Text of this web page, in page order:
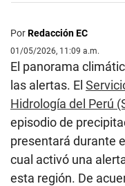
PorRedacción EC
01/05/2026, 11:09 a.m.
El panorama
las alertas. El
Hidrología del Perú
episodio de
presentará durante
cual activó una
esta región. De